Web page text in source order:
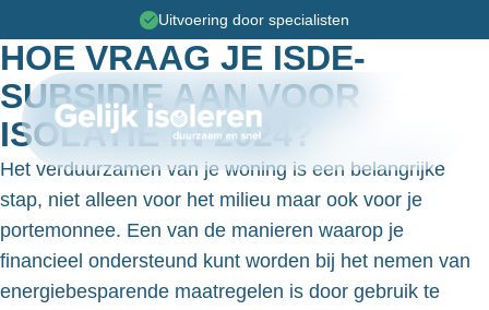
Uitvoering door specialisten
HOE VRAAG JE ISDE-
SUBSIDIE AAN VOOR
ISOLATIE IN 2024?
Het verduurzamen van je woning is een belangrijke
stap, niet alleen voor het milieu maar ook voor je
portemonnee. Een van de manieren waarop je
financieel ondersteund kunt worden bij het nemen van
energiebesparende maatregelen is door gebruik te